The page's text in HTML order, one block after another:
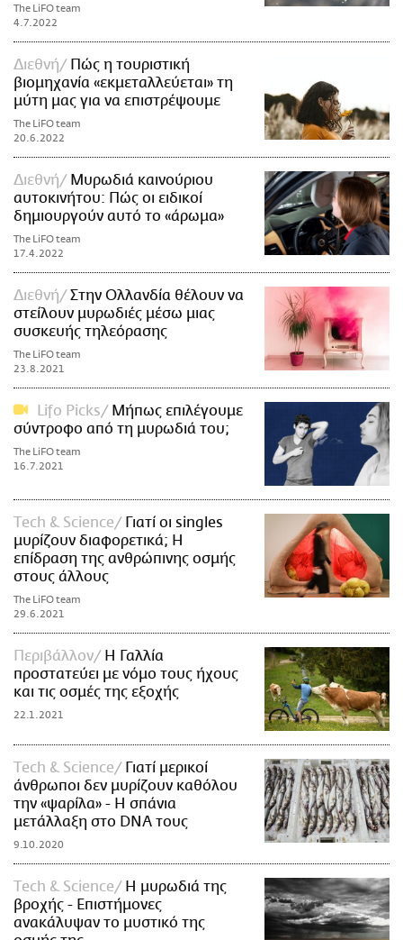
The LiFO team
4.7.2022
Διεθνή
Πώς η τουριστική
βιομηχανία «εκμεταλλεύεται» τη
μύτη μας για να επιστρέψουμε
The LiFO team
20.6.2022
Διεθνή
Μυρωδιά καινούριου
αυτοκινήτου: Πώς οι ειδικοί
δημιουργούν αυτό το «άρωμα»
The LiFO team
17.4.2022
Διεθνή
Στην Ολλανδία θέλουν να
στείλουν μυρωδιές μέσω μιας
συσκευής τηλεόρασης
The LiFO team
23.8.2021
Lifo Picks
Μήπως επιλέγουμε
σύντροφο από τη μυρωδιά του;
The LiFO team
16.7.2021
Τech & Science
Γιατί οι singles
μυρίζουν διαφορετικά; Η
επίδραση της ανθρώπινης οσμής
στους άλλους
The LiFO team
29.6.2021
Περιβάλλον
Η Γαλλία
προστατεύει με νόμο τους ήχους
και τις οσμές της εξοχής
22.1.2021
Τech & Science
Γιατί μερικοί
άνθρωποι δεν μυρίζουν καθόλου
την «ψαρίλα» - Η σπάνια
μετάλλαξη στο DNA τους
9.10.2020
Τech & Science
Η μυρωδιά της
βροχής - Επιστήμονες
ανακάλυψαν το μυστικό της